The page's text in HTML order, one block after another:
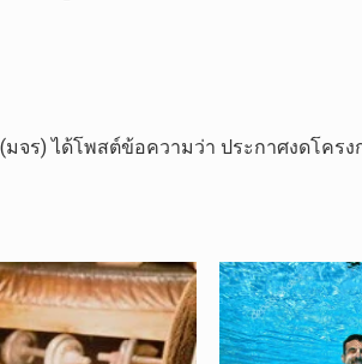
จร) ได้โพสต์ข้อความว่า ประกาศงดโคร